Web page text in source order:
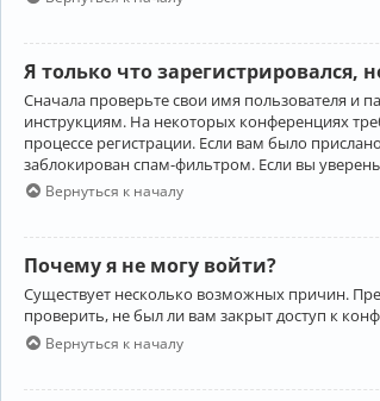
Я только что зарегистрировался,
Сначала проверьте свои имя пользователя и
инструкциям. На некоторых конференциях
процессе регистрации. Если вам было
заблокирован спам-фильтром. Если вы
Вернуться к началу
Почему я не могу войти?
Существует несколько возможных причин.
проверить, не был ли вам закрыт доступ к
Вернуться к началу